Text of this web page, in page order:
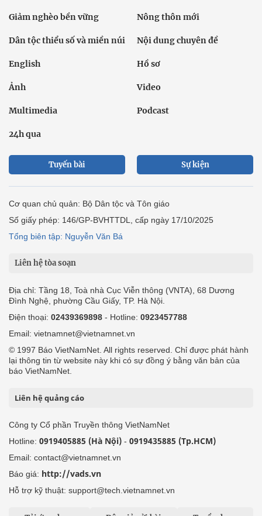
Giảm nghèo bền vững Nông thôn mới
Dân tộc thiểu số và miền núi Nội dung chuyên đề
English Hồ sơ
Ảnh Video
Multimedia Podcast
24h qua
Tuyến bài Sự kiện
Cơ quan chủ quản: Bộ Dân tộc và Tôn giáo
Số giấy phép: 146/GP-BVHTTDL, cấp ngày 17/10/2025
Tổng biên tập: Nguyễn Văn Bá
Liên hệ tòa soạn
Địa chỉ: Tầng 18, Toà nhà Cục Viễn thông (VNTA), 68 Dương
Đình Nghệ, phường Cầu Giấy, TP. Hà Nội.
Điện thoại: 02439369898 - Hotline: 0923457788
Email: vietnamnet@vietnamnet.vn
© 1997 Báo VietNamNet. All rights reserved. Chỉ được phát hành
lại thông tin từ website này khi có sự đồng ý bằng văn bản của
báo VietNamNet.
Liên hệ quảng cáo
Công ty Cổ phần Truyền thông VietNamNet
Hotline: 0919405885 (Hà Nội) - 0919435885 (Tp.HCM)
Email: contact@vietnamnet.vn
Báo giá: http://vads.vn
Hỗ trợ kỹ thuật: support@tech.vietnamnet.vn